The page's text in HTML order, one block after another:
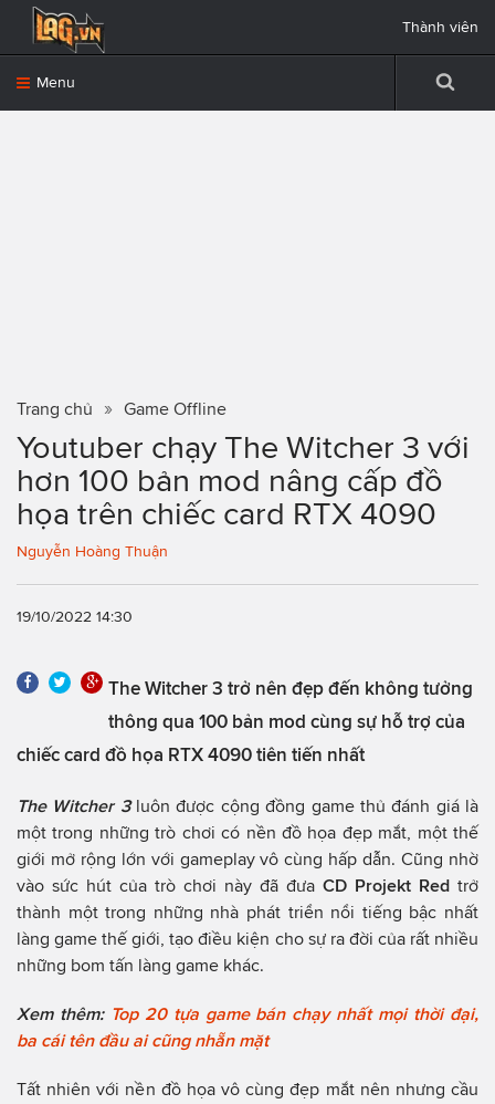
Menu
Thành viên
Trang chủ Game Offline
Youtuber chạy The Witcher 3 với
hơn 100 bản mod nâng cấp đồ
họa trên chiếc card RTX 4090
Nguyễn Hoàng Thuận
19/10/2022 14:30
The Witcher 3 trở nên đẹp đến không tưởng
thông qua 100 bản mod cùng sự hỗ trợ của
chiếc card đồ họa RTX 4090 tiên tiến nhất
The Witcher 3luôn được cộng đồng game thủ đánh giá là
một trong những trò chơi có nền đồ họa đẹp mắt, một thế
giới mở rộng lớn với gameplay vô cùng hấp dẫn. Cũng nhờ
vào sức hút của trò chơi này đã đưa CD Projekt Red trở
thành một trong những nhà phát triển nổi tiếng bậc nhất
làng game thế giới, tạo điều kiện cho sự ra đời của rất nhiều
những bom tấn làng game khác.
Xem thêm: Top 20 tựa game bán chạy nhất mọi thời đại,
ba cái tên đầu ai cũng nhẵn mặt
Tất nhiên với nền đồ họa vô cùng đẹp mắt nên nhưng cầu